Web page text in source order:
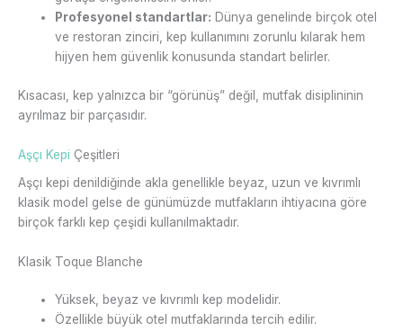
Profesyonel standartlar: Dünya genelinde birçok otel
ve restoran zinciri, kep kullanımını zorunlu kılarak hem
hijyen hem güvenlik konusunda standart belirler.
Kısacası, kep yalnızca bir “görünüş” değil, mutfak disiplininin
ayrılmaz bir parçasıdır.
Aşçı Kepi Çeşitleri
Aşçı kepi denildiğinde akla genellikle beyaz, uzun ve kıvrımlı
klasik model gelse de günümüzde mutfakların ihtiyacına göre
birçok farklı kep çeşidi kullanılmaktadır.
Klasik Toque Blanche
Yüksek, beyaz ve kıvrımlı kep modelidir.
Özellikle büyük otel mutfaklarında tercih edilir.